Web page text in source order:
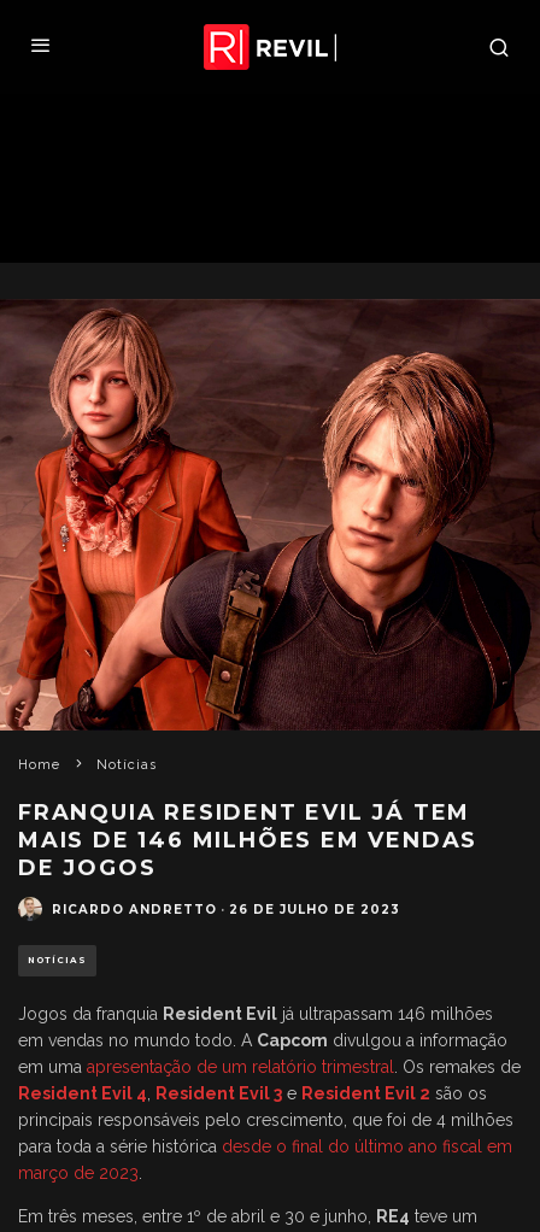
Home Notícias
FRANQUIA RESIDENT EVIL JÁ TEM
MAIS DE 146 MILHÕES EM VENDAS
DE JOGOS
RICARDO ANDRETTO · 26 DE JULHO DE 2023
NOTÍCIAS
Jogos da franquia Resident Evil já ultrapassam 146 milhões
em vendas no mundo todo. A Capcom divulgou a informação
em uma apresentação de um relatório trimestral. Os remakes de
Resident Evil 4, Resident Evil 3 e Resident Evil 2 são os
principais responsáveis pelo crescimento, que foi de 4 milhões
para toda a série histórica desde o final do último ano fiscal em
março de 2023.
Em três meses, entre 1º de abril e 30 e junho, RE4 teve um